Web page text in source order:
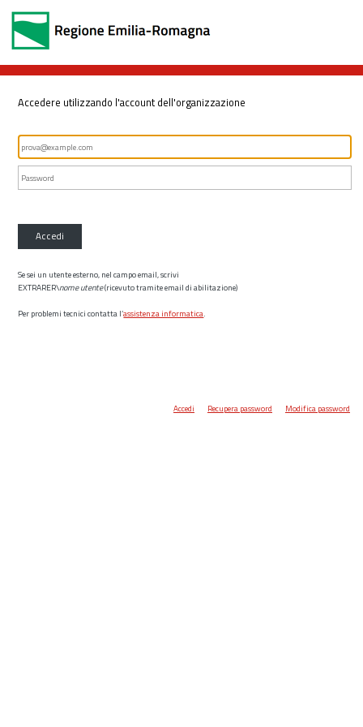
Accedere utilizzando l'account dell'organizzazione
Accedi
Se sei un utente esterno, nel campo email, scrivi
EXTRARER\nome utente(ricevuto tramite email di abilitazione)
Per problemi tecnici contatta l’assistenza informatica.
Accedi Recupera password Modifica password